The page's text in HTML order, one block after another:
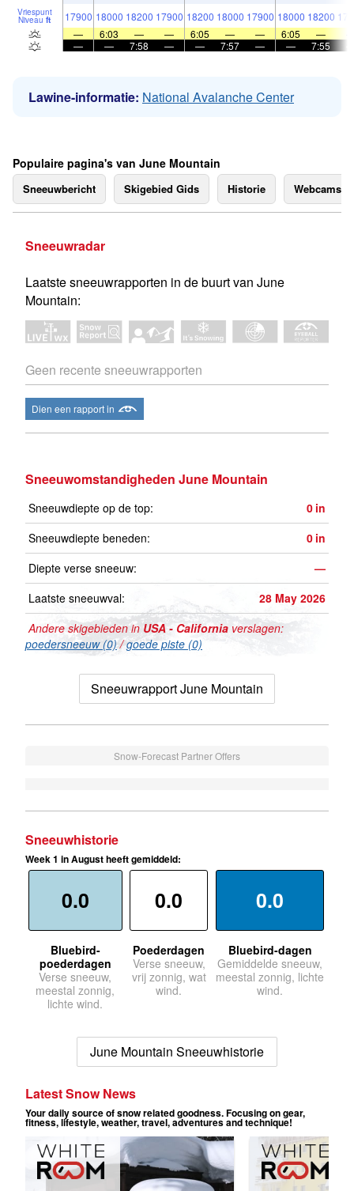
Vriespunt
Niveau ft 17900 18000 18200 17900 18200 18000 17900 18000 18200
—
6:03 — — 6:05 — — 6:05 —
—
— 7:58 — — 7:57 — — 7:55
Lawine-informatie: National Avalanche Center
Populaire pagina's van June Mountain
Sneeuwbericht Skigebied Gids Historie Webcams
Sneeuwradar
Laatste sneeuwrapporten in de buurt van June
Mountain:
Geen recente sneeuwrapporten
Dien een rapport in
Sneeuwomstandigheden June Mountain
Sneeuwdiepte op de top: 0 in
Sneeuwdiepte beneden:
0 in
Diepte verse sneeuw:
—
Laatste sneeuwval:
28 May 2026
Andere skigebieden in USA - California verslagen:
poedersneeuw (0)/goede piste (0)
Sneeuwrapport June Mountain
Snow-Forecast Partner Offers
Sneeuwhistorie
Week 1 in August heeft gemiddeld:
0.0
Bluebird-
poederdagen
Verse sneeuw,
meestal zonnig,
lichte wind.
0.0
Poederdagen
Verse sneeuw,
vrij zonnig, wat
wind.
0.0
Bluebird-dagen
Gemiddelde sneeuw,
meestal zonnig, lichte
wind.
June Mountain Sneeuwhistorie